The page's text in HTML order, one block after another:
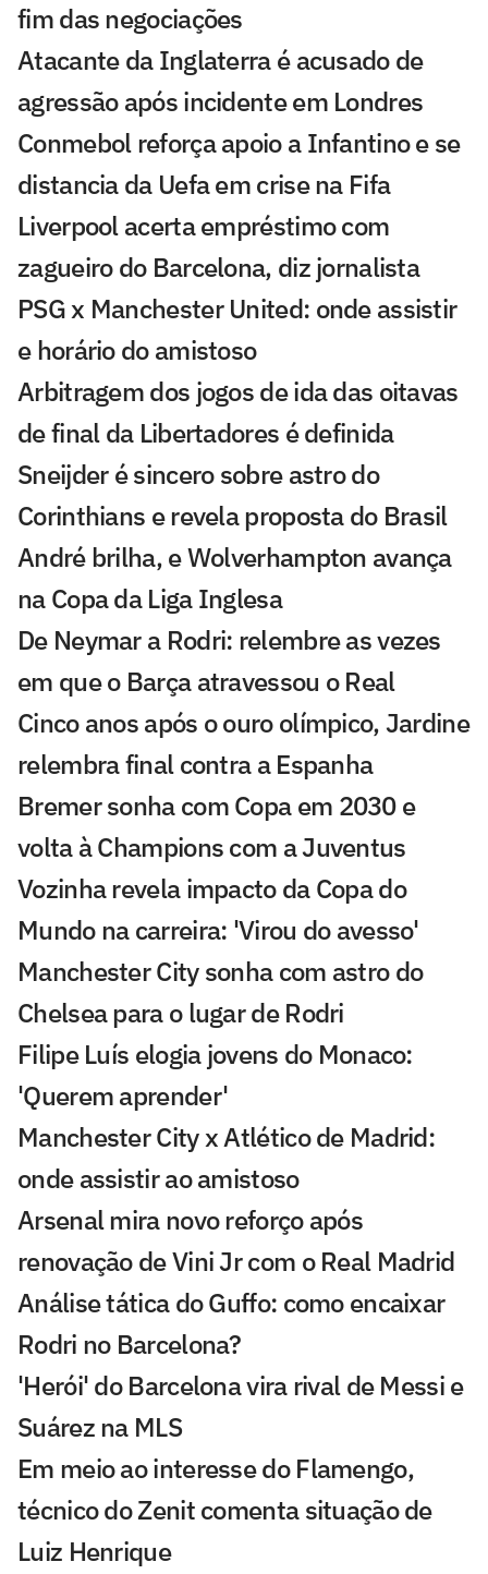
fim das negociações
Atacante da Inglaterra é acusado de
agressão após incidente em Londres
Conmebol reforça apoio a Infantino e se
distancia da Uefa em crise na Fifa
Liverpool acerta empréstimo com
zagueiro do Barcelona, diz jornalista
PSG x Manchester United: onde assistir
e horário do amistoso
Arbitragem dos jogos de ida das oitavas
de final da Libertadores é definida
Sneijder é sincero sobre astro do
Corinthians e revela proposta do Brasil
André brilha, e Wolverhampton avança
na Copa da Liga Inglesa
De Neymar a Rodri: relembre as vezes
em que o Barça atravessou o Real
Cinco anos após o ouro olímpico, Jardine
relembra final contra a Espanha
Bremer sonha com Copa em 2030 e
volta à Champions com a Juventus
Vozinha revela impacto da Copa do
Mundo na carreira: 'Virou do avesso'
Manchester City sonha com astro do
Chelsea para o lugar de Rodri
Filipe Luís elogia jovens do Monaco:
'Querem aprender'
Manchester City x Atlético de Madrid:
onde assistir ao amistoso
Arsenal mira novo reforço após
renovação de Vini Jr com o Real Madrid
Análise tática do Guffo: como encaixar
Rodri no Barcelona?
'Herói' do Barcelona vira rival de Messi e
Suárez na MLS
Em meio ao interesse do Flamengo,
técnico do Zenit comenta situação de
Luiz Henrique